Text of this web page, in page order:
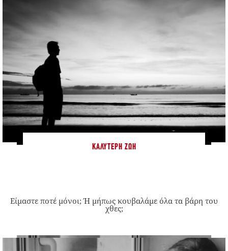
ΚΑΛΎΤΕΡΗ ΖΩΉ
Είμαστε ποτέ μόνοι; Ή μήπως κουβαλάμε όλα τα βάρη του
χθες;